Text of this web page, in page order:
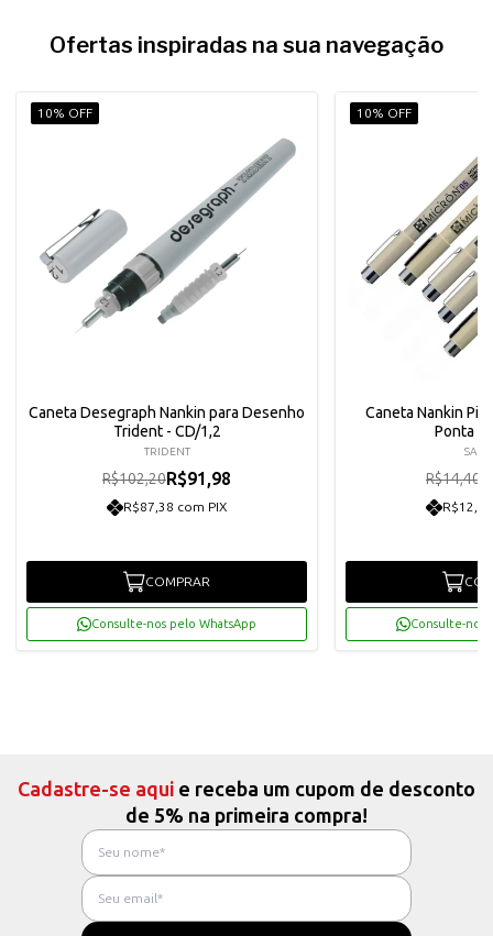
Ofertas inspiradas na sua navegação
10% OFF
Caneta Desegraph Nankin para Desenho
Trident - CD/1,2
TRIDENT
R$102,20R$91,98
R$87,38 com PIX
COMPRAR
Consulte-nos pelo WhatsApp
10% OFF
Caneta Nankin
Ponta
R$14,40
Consulte-nos
Cadastre-se aqui e receba um cupom de desconto
de 5% na primeira compra!